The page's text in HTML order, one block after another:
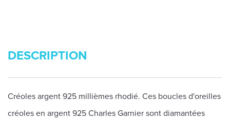
DESCRIPTION
Créoles argent 925 millièmes rhodié. Ces boucles d'oreilles
créoles en argent 925 Charles Garnier sont diamantées